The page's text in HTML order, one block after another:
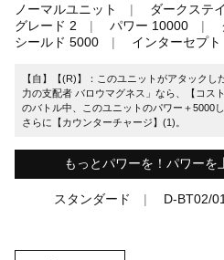
ノーマルユニット ダークステ
グレード 2
パワー 10000
シールド 5000
インターセプト
【自】【(R)】：このユニットがアタック
力の支配者 バロウマグネス」なら、【コス
のバトル中、このユニットのパワー＋5000
さらに【カウンターチャージ】(1)。
もっとパワーを！パワーを
スタンダード D-BT02/